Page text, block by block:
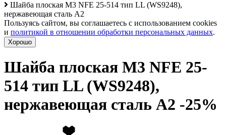
Шайба плоская М3 NFE 25-514 тип LL (WS9248),
нержавеющая сталь А2
Пользуясь сайтом, вы соглашаетесь с использованием cookies
и политикой в отношении обработки персональных данных.
Хорошо
Шайба плоская М3 NFE 25-
514 тип LL (WS9248),
нержавеющая сталь А2